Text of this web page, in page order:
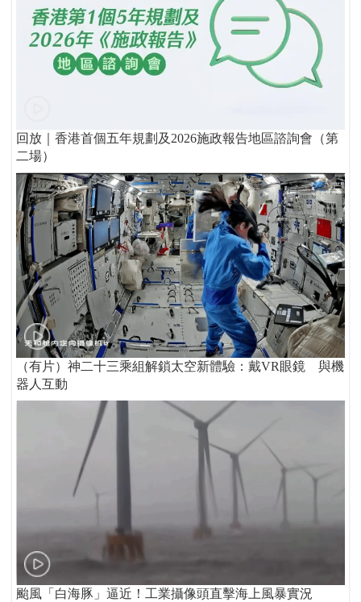
回放｜香港首個五年規劃及2026施政報告地區諮詢會（第
二場）
（有片）神二十三乘組解鎖太空新體驗：戴VR眼鏡 與機
器人互動
颱風「白海豚」逼近！工業攝像頭直擊海上風暴實況